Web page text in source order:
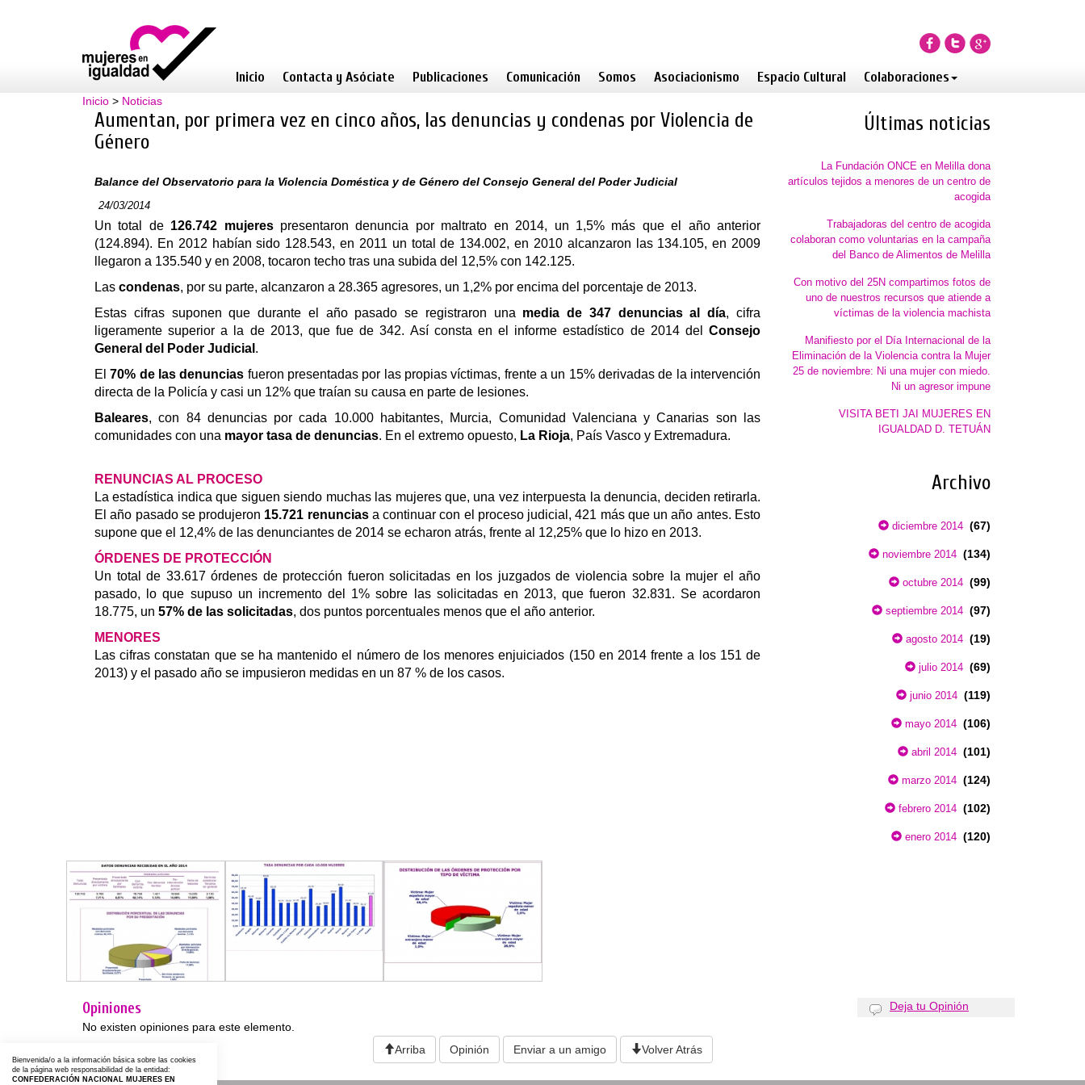
Inicio Contacta y Asóciate Publicaciones Comunicación Somos Asociacionismo Espacio Cultural Colaboraciones
Inicio > Noticias
Aumentan, por primera vez en cinco años, las denuncias y condenas por ‪‎Violencia de
Género‬
Balance del Observatorio para la Violencia Doméstica y de Género del Consejo General del Poder Judicial
24/03/2014
Un total de 126.742 mujeres presentaron denuncia por ‪maltrato‬ en 2014, un 1,5% más que el año anterior
(124.894). En 2012 habían sido 128.543, en 2011 un total de 134.002, en 2010 alcanzaron las 134.105, en 2009
llegaron a 135.540 y en 2008, tocaron techo tras una subida del 12,5% con 142.125.
Las condenas, por su parte, alcanzaron a 28.365 agresores, un 1,2% por encima del porcentaje de 2013.
Estas cifras suponen que durante el año pasado se registraron una media de 347 denuncias al día, cifra
ligeramente superior a la de 2013, que fue de 342. Así consta en el informe estadístico de 2014 delConsejo
General del Poder Judicial .
El70% de las denuncias fueron presentadas por las propias víctimas, frente a un 15% derivadas de la intervención
directa de la Policía y casi un 12% que traían su causa en parte de lesiones.
Baleares, con 84 denuncias por cada 10.000 habitantes, Murcia, Comunidad Valenciana y Canarias son las
comunidades con una mayor tasa de denuncias. En el extremo opuesto, La Rioja, País Vasco y Extremadura.
RENUNCIAS AL PROCESO
La estadística indica que siguen siendo muchas las mujeres que, una vez interpuesta la denuncia, deciden retirarla.
El año pasado se produjeron 15.721 renunciasa continuar con el proceso judicial, 421 más que un año antes. Esto
supone que el 12,4% de las denunciantes de 2014 se echaron atrás, frente al 12,25% que lo hizo en 2013.
ÓRDENES DE PROTECCIÓN
Un total de 33.617 órdenes de protección fueron solicitadas en los juzgados de violencia sobre la mujer el año
pasado, lo que supuso un incremento del 1% sobre las solicitadas en 2013, que fueron 32.831. Se acordaron
18.775, un 57% de las solicitadas, dos puntos porcentuales menos que el año anterior.
MENORES
Las cifras constatan que se ha mantenido el número de los menores enjuiciados (150 en 2014 frente a los 151 de
2013) y el pasado año se impusieron medidas en un 87 % de los casos.
Últimas noticias
La Fundación ONCE en Melilla dona
artículos tejidos a menores de un centro de
acogida
Trabajadoras del centro de acogida
colaboran como voluntarias en la campaña
del Banco de Alimentos de Melilla
Con motivo del 25N compartimos fotos de
uno de nuestros recursos que atiende a
víctimas de la violencia machista
Manifiesto por el Día Internacional de la
Eliminación de la Violencia contra la Mujer
25 de noviembre: Ni una mujer con miedo.
Ni un agresor impune
VISITA BETI JAI MUJERES EN
IGUALDAD D. TETUÁN
Archivo
diciembre 2014 (67)
noviembre 2014 (134)
octubre 2014 (99)
septiembre 2014 (97)
agosto 2014 (19)
julio 2014 (69)
junio 2014 (119)
mayo 2014 (106)
abril 2014 (101)
marzo 2014 (124)
febrero 2014 (102)
enero 2014 (120)
Opiniones
Deja tu Opinión
No existen opiniones para este elemento.
Arriba
Opinión Enviar a un amigo Volver Atrás
Bienvenida/o a la información básica sobre las cookies
de la página web responsabilidad de la entidad:
CONFEDERACIÓN NACIONAL MUJERES EN